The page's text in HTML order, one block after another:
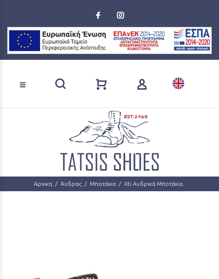
Αρχικη Άνδρας Μποτάκια Xti Ανδρικά Μποτάκια